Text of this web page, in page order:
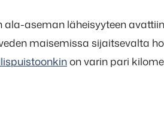
ala-aseman läheisyyteen
maisemissa sijaitsevalta
on varin pari